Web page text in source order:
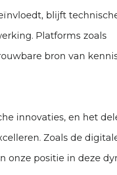
blijft
Platforms zoals
bron van
innovaties, en het
Zoals de
onze positie in deze